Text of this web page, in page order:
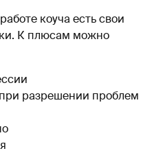
коуча есть свои
К плюсам можно
разрешении проблем